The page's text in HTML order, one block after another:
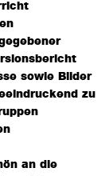
sowie Bilder
zu
an die